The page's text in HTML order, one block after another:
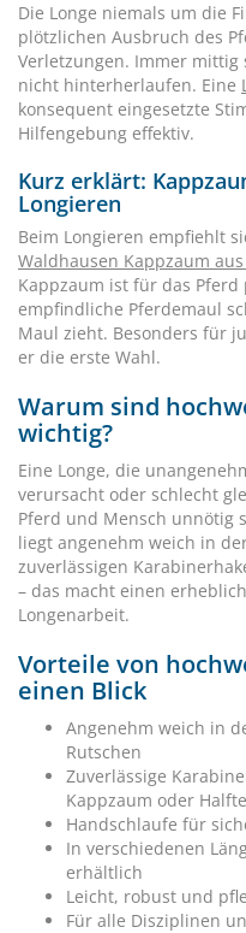
Die Longe niemals um die
plötzlichen Ausbruch des
Verletzungen. Immer
nicht hinterherlaufen. Eine
konsequent eingesetzte
Hilfengebung effektiv.
Kurz erklärt:
Longieren
Beim Longieren empfiehlt
Waldhausen Kappzaum
Kappzaum ist für das
empfindliche Pferdemaul
Maul zieht. Besonders für
er die erste Wahl.
Warum sind
wichtig?
Eine Longe, die
verursacht oder schlecht
Pferd und Mensch unnötig
liegt angenehm weich in
zuverlässigen
– das macht einen
Longenarbeit.
Vorteile von
einen Blick
Angenehm weich in
Rutschen
Zuverlässige
Kappzaum oder
Handschlaufe für
In verschiedenen
erhältlich
Leicht, robust und
Für alle Disziplinen